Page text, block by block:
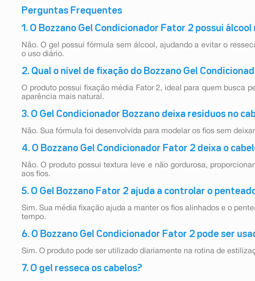
Perguntas Frequentes
1. O Bozzano Gel Condicionador Fator 2 possui
Não. O gel possui fórmula sem álcool, ajudando a evitar o
o uso diário.
2. Qual o nível de fixação do Bozzano Gel
O produto possui fixação média Fator 2, ideal para quem busca
aparência mais natural.
3. O Gel Condicionador Bozzano deixa resíduos no
Não. Sua fórmula foi desenvolvida para modelar os fios sem
4. O Bozzano Gel Condicionador Fator 2 deixa o
Não. O produto possui textura leve e não gordurosa,
aos fios.
5. O Gel Bozzano Fator 2 ajuda a controlar o
Sim. Sua média fixação ajuda a manter os fios alinhados e o
tempo.
6. O Bozzano Gel Condicionador Fator 2 pode ser
Sim. O produto pode ser utilizado diariamente na rotina de
7. O gel resseca os cabelos?